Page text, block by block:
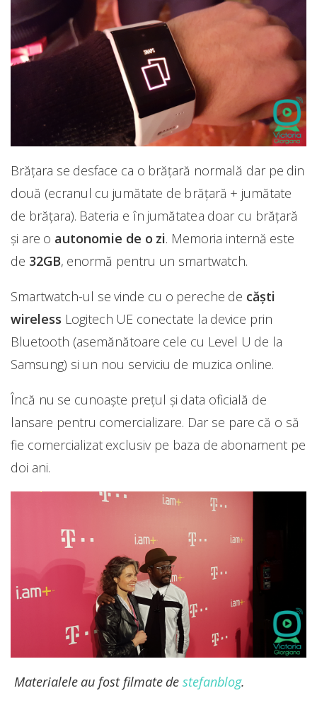
Brățara se desface ca o brățară normală dar pe din
două (ecranul cu jumătate de brățară + jumătate
de brățara). Bateria e în jumătatea doar cu brățară
și are o autonomie de o zi. Memoria internă este
de 32GB, enormă pentru un smartwatch.
Smartwatch-ul se vinde cu o pereche de căști
wireless Logitech UE conectate la device prin
Bluetooth (asemănătoare cele cu Level U de la
Samsung) si un nou serviciu de muzica online.
Încă nu se cunoaște prețul și data oficială de
lansare pentru comercializare. Dar se pare că o să
fie comercializat exclusiv pe baza de abonament pe
doi ani.
Materialele au fost filmate destefanblog.